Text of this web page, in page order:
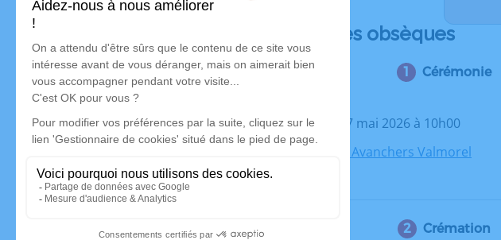
Déroulé des obsèques
Cérémonie
Le jeudi 07 mai 2026 à 10h00
73260 Les Avanchers Valmorel
Crémation